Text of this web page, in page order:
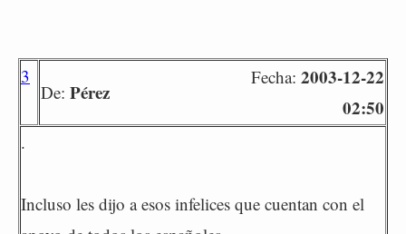
3
De: Pérez
Fecha: 2003-12-22
02:50
.
Incluso les dijo a esos infelices que cuentan con el